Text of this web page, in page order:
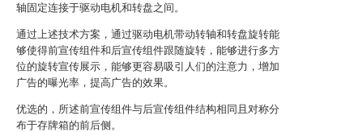
轴固定连接于驱动电机和转盘之间。
通过上述技术方案，通过驱动电机带动转轴和转盘旋转能
够使得前宣传组件和后宣传组件跟随旋转，能够进行多方
位的旋转宣传展示，能够更容易吸引人们的注意力，增加
广告的曝光率，提高广告的效果。
优选的，所述前宣传组件与后宣传组件结构相同且对称分
布于存牌箱的前后侧。